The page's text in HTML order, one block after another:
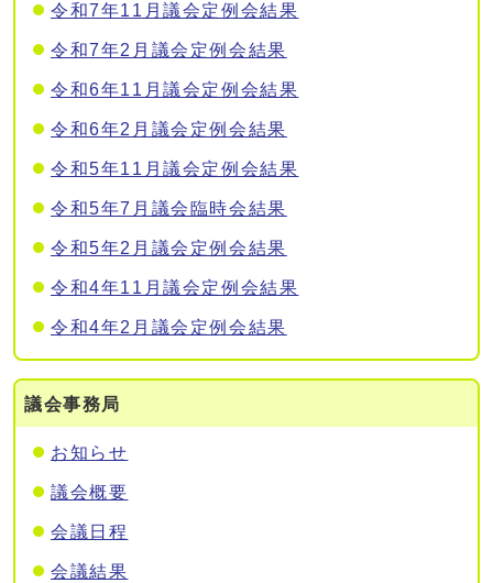
令和7年11月議会定例会結果
令和7年2月議会定例会結果
令和6年11月議会定例会結果
令和6年2月議会定例会結果
令和5年11月議会定例会結果
令和5年7月議会臨時会結果
令和5年2月議会定例会結果
令和4年11月議会定例会結果
令和4年2月議会定例会結果
議会事務局
お知らせ
議会概要
会議日程
会議結果